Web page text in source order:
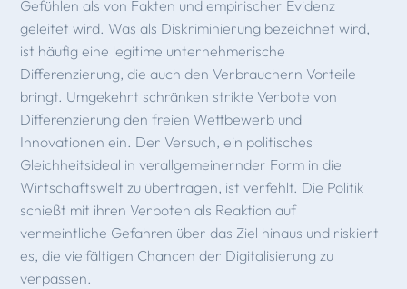
Gefühlen als von Fakten und empirischer Evidenz
geleitet wird. Was als Diskriminierung bezeichnet wird,
ist häufig eine legitime unternehmerische
Differenzierung, die auch den Verbrauchern Vorteile
bringt. Umgekehrt schränken strikte Verbote von
Differenzierung den freien Wettbewerb und
Innovationen ein. Der Versuch, ein politisches
Gleichheitsideal in verallgemeinernder Form in die
Wirtschaftswelt zu übertragen, ist verfehlt. Die Politik
schießt mit ihren Verboten als Reaktion auf
vermeintliche Gefahren über das Ziel hinaus und riskiert
es, die vielfältigen Chancen der Digitalisierung zu
verpassen.